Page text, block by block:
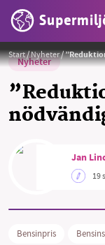
Start/Nyheter/
Nyheter
Jan
19
Bensinpris